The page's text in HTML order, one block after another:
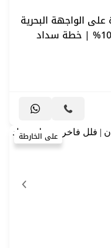
الواجهة البحرية
بنظام التملك الحر | دفعة أولى 10% | خطة سداد
على الخارطة